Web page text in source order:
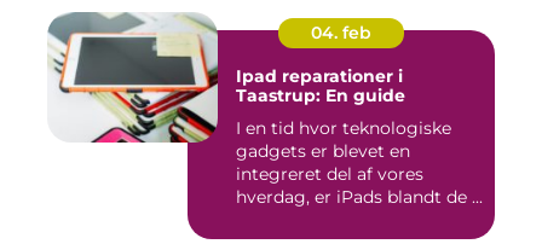
04. feb
Ipad reparationer i
Taastrup: En guide
I en tid hvor teknologiske
gadgets er blevet en
integreret del af vores
hverdag, er iPads blandt de ...